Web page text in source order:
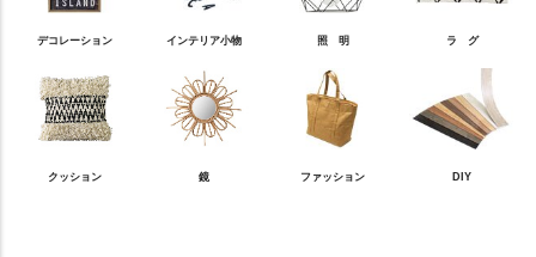
デコレーション インテリア小物 照 明 ラ グ
クッション 鏡 ファッション DIY